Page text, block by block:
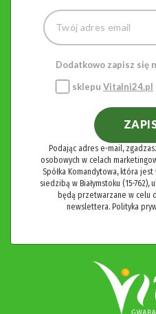
Dodatkowo zapisz się
sklepu Vitalni24.pl
Podając adres e-mail,
osobowych w celach
Spółka Komandytowa, która
siedzibą w Białymstoku (15-762),
będą przetwarzane w celu
newslettera. Polityka